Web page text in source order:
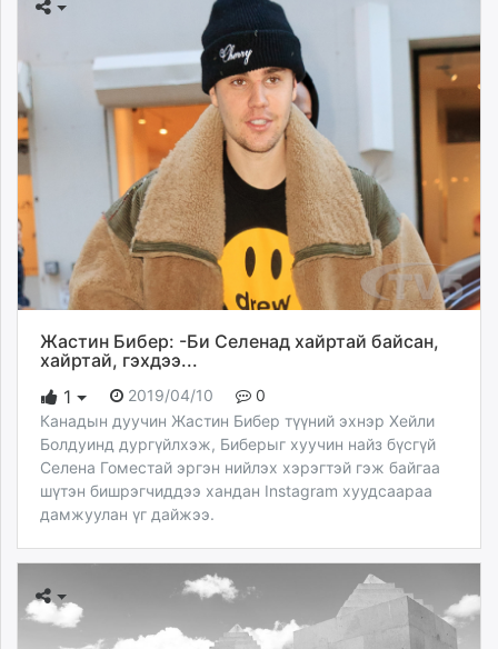
Жастин Бибер: -Би Селенад хайртай байсан,
хайртай, гэхдээ...
1
2019/04/10
0
Канадын дуучин Жастин Бибер түүний эхнэр Хейли
Болдуинд дургүйлхэж, Биберыг хуучин найз бүсгүй
Селена Гоместай эргэн нийлэх хэрэгтэй гэж байгаа
шүтэн бишрэгчиддээ хандан Instagram хуудсаараа
дамжуулан үг дайжээ.